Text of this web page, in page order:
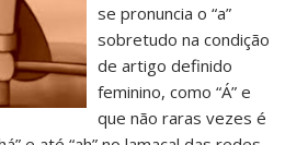
se pronuncia o “a”
sobretudo na condição
de artigo definido
feminino, como “Á” e
que não raras vezes é